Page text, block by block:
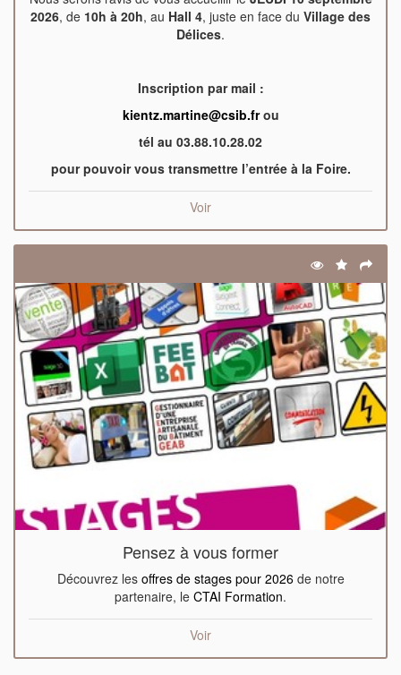
2026, de 10h à 20h, au Hall 4, juste en face du Village des
Délices.
Inscription par mail :
kientz.martine@csib.frou
tél au 03.88.10.28.02
pour pouvoir vous transmettre l’entrée à la Foire.
Voir
Pensez à vous former
Découvrez les offres de stages pour 2026de notre
partenaire, le CTAI Formation.
Voir